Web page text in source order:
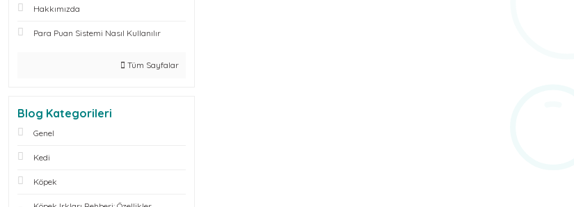
Hakkımızda
Para Puan Sistemi Nasıl Kullanılır
Tüm Sayfalar
Blog Kategorileri
Genel
Kedi
Köpek